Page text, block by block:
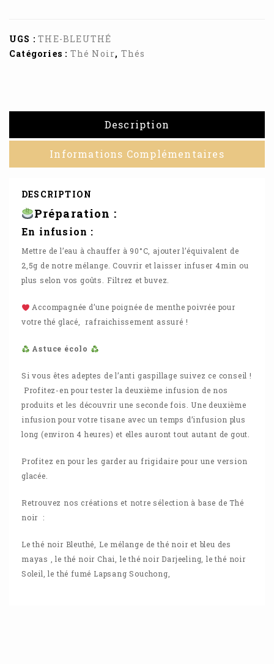
UGS :THE-BLEUTHÉ
Catégories : Thé Noir, Thés
Description
Informations Complémentaires
DESCRIPTION
Préparation :
En infusion :
Mettre de l’eau à chauffer à 90°C, ajouter l’équivalent de
2,5g de notre mélange. Couvrir et laisser infuser 4min ou
plus selon vos goûts. Filtrez et buvez.
Accompagnée d’une poignée de menthe poivrée pour
votre thé glacé, rafraichissement assuré !
Astuce écolo
Si vous êtes adeptes de l’anti gaspillage suivez ce conseil !
Profitez-en pour tester la deuxième infusion de nos
produits et les découvrir une seconde fois. Une deuxième
infusion pour votre tisane avec un temps d’infusion plus
long (environ 4 heures) et elles auront tout autant de gout.
Profitez en pour les garder au frigidaire pour une version
glacée.
Retrouvez nos créations et notre sélection à base deThé
noir :
Le thé noir Bleuthé, Le mélange de thé noir et bleu des
mayas ,le thé noir Chai, le thé noir Darjeeling,le thé noir
Soleil, le thé fumé Lapsang Souchong,